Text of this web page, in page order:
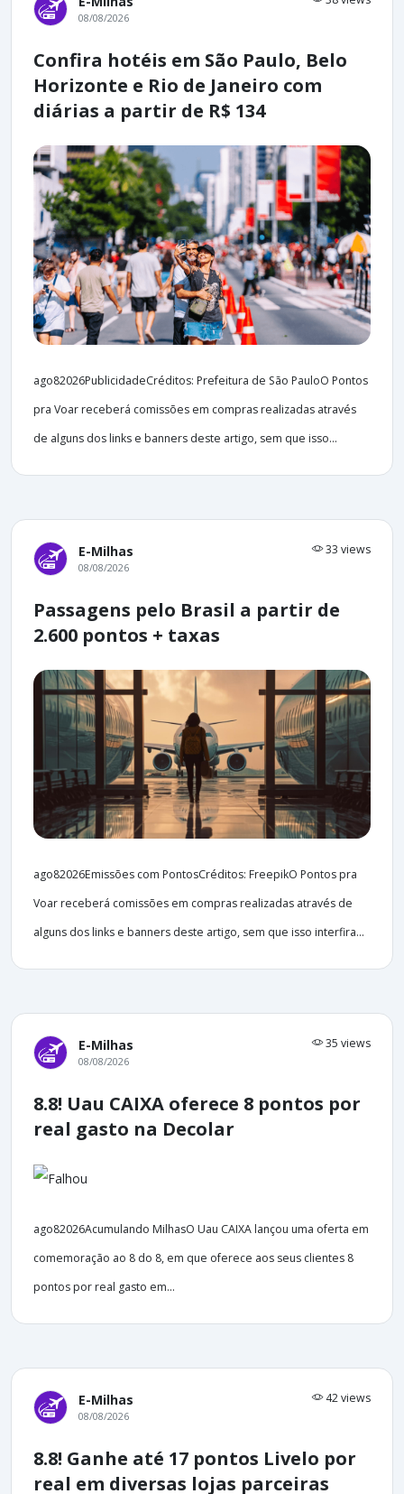
08/08/2026
Confira hotéis em São Paulo, Belo
Horizonte e Rio de Janeiro com
diárias a partir de R$ 134
ago82026PublicidadeCréditos: Prefeitura de São PauloO Pontos
pra Voar receberá comissões em compras realizadas através
de alguns dos links e banners deste artigo, sem que isso...
E-Milhas 33 views
08/08/2026
Passagens pelo Brasil a partir de
2.600 pontos + taxas
ago82026Emissões com PontosCréditos: FreepikO Pontos pra
Voar receberá comissões em compras realizadas através de
alguns dos links e banners deste artigo, sem que isso interfira...
E-Milhas 35 views
08/08/2026
8.8! Uau CAIXA oferece 8 pontos por
real gasto na Decolar
ago82026Acumulando MilhasO Uau CAIXA lançou uma oferta em
comemoração ao 8 do 8, em que oferece aos seus clientes 8
pontos por real gasto em...
E-Milhas 42 views
08/08/2026
8.8! Ganhe até 17 pontos Livelo por
real em diversas lojas parceiras